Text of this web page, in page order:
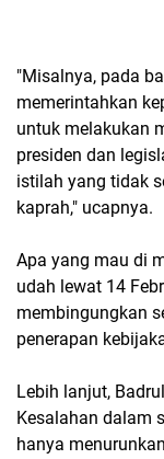
"Misalnya, pada
memerintahkan
untuk melakukan
presiden dan
istilah yang tidak
kaprah," ucapnya.
Apa yang mau di
udah lewat 14
membingungkan
penerapan
Lebih lanjut,
Kesalahan dalam
hanya